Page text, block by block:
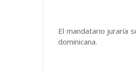
El mandatario juraría
dominicana.